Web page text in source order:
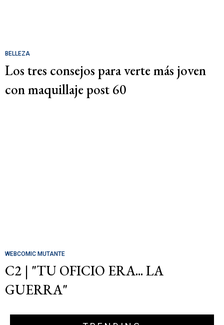
BELLEZA
Los tres consejos para verte más joven
con maquillaje post 60
WEBCOMIC MUTANTE
C2 | "TU OFICIO ERA... LA
GUERRA"